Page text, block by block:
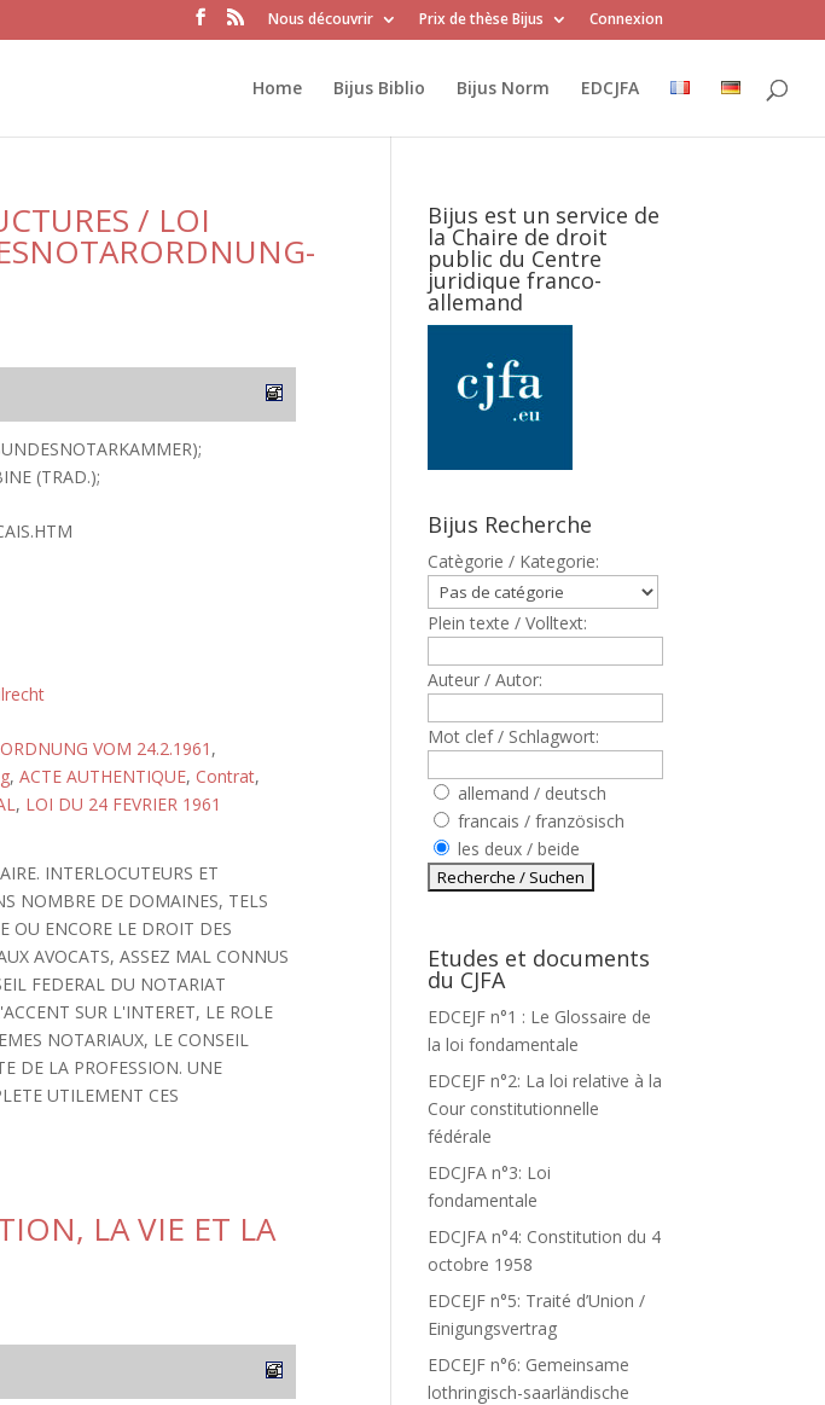
Nous découvrir Prix de thèse Bijus Connexion
Home Bijus Biblio Bijus Norm EDCJFA
/ LOI
(TRAD.);
VOM 24.2.1961 ,
, ACTE AUTHENTIQUE, Contrat,
, LOI DU 24 FEVRIER 1961
INTERLOCUTEURS ET
NOMBRE DE DOMAINES, TELS
OU ENCORE LE DROIT DES
AVOCATS, ASSEZ MAL CONNUS
FEDERAL DU NOTARIAT
SUR L'INTERET, LE ROLE
NOTARIAUX, LE CONSEIL
DE LA PROFESSION. UNE
UTILEMENT CES
LA VIE ET LA
Bijus est un service de
la Chaire de droit
public du Centre
juridique franco-
allemand
Bijus Recherche
Catègorie / Kategorie:
Plein texte / Volltext:
Auteur / Autor:
Mot clef / Schlagwort:
allemand / deutsch
francais / französisch
les deux / beide
Etudes et documents
du CJFA
EDCEJF n°1 : Le Glossaire de
la loi fondamentale
EDCEJF n°2: La loi relative à la
Cour constitutionnelle
fédérale
EDCJFA n°3: Loi
fondamentale
EDCJFA n°4: Constitution du 4
octobre 1958
EDCEJF n°5: Traité d’Union /
Einigungsvertrag
EDCEJF n°6: Gemeinsame
lothringisch-saarländische